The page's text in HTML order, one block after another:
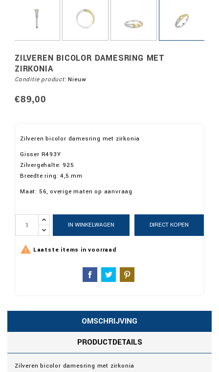
ZILVEREN BICOLOR DAMESRING MET
ZIRKONIA
Conditie product: Nieuw
€89,00
Zilveren bicolor damesring met zirkonia
Gisser R493Y
Zilvergehalte: 925
Breedte ring: 4,5 mm
Maat: 56, overige maten op aanvraag
IN WINKELWAGEN DIRECT KOPEN
 Laatste items in voorraad
OMSCHRIJVING
PRODUCTDETAILS
Zilveren bicolor damesring met zirkonia